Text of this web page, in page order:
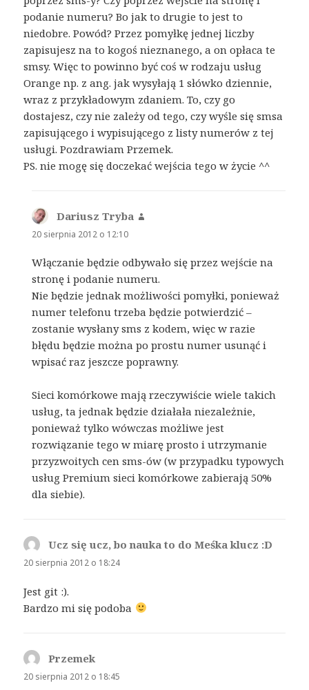
podanie numeru? Bo jak to drugie to jest to
niedobre. Powód? Przez pomyłkę jednej liczby
zapisujesz na to kogoś nieznanego, a on opłaca te
smsy. Więc to powinno być coś w rodzaju usług
Orange np. z ang. jak wysyłają 1 słówko dziennie,
wraz z przykładowym zdaniem. To, czy go
dostajesz, czy nie zależy od tego, czy wyśle się smsa
zapisującego i wypisującego z listy numerów z tej
usługi. Pozdrawiam Przemek.
PS. nie mogę się doczekać wejścia tego w życie ^^
Dariusz Tryba
20 sierpnia 2012 o 12:10
Włączanie będzie odbywało się przez wejście na
stronę i podanie numeru.
Nie będzie jednak możliwości pomyłki, ponieważ
numer telefonu trzeba będzie potwierdzić –
zostanie wysłany sms z kodem, więc w razie
błędu będzie można po prostu numer usunąć i
wpisać raz jeszcze poprawny.
Sieci komórkowe mają rzeczywiście wiele takich
usług, ta jednak będzie działała niezależnie,
ponieważ tylko wówczas możliwe jest
rozwiązanie tego w miarę prosto i utrzymanie
przyzwoitych cen sms-ów (w przypadku typowych
usług Premium sieci komórkowe zabierają 50%
dla siebie).
Ucz się ucz, bo nauka to do Meśka klucz :D
20 sierpnia 2012 o 18:24
Jest git :).
Bardzo mi się podoba
Przemek
20 sierpnia 2012 o 18:45